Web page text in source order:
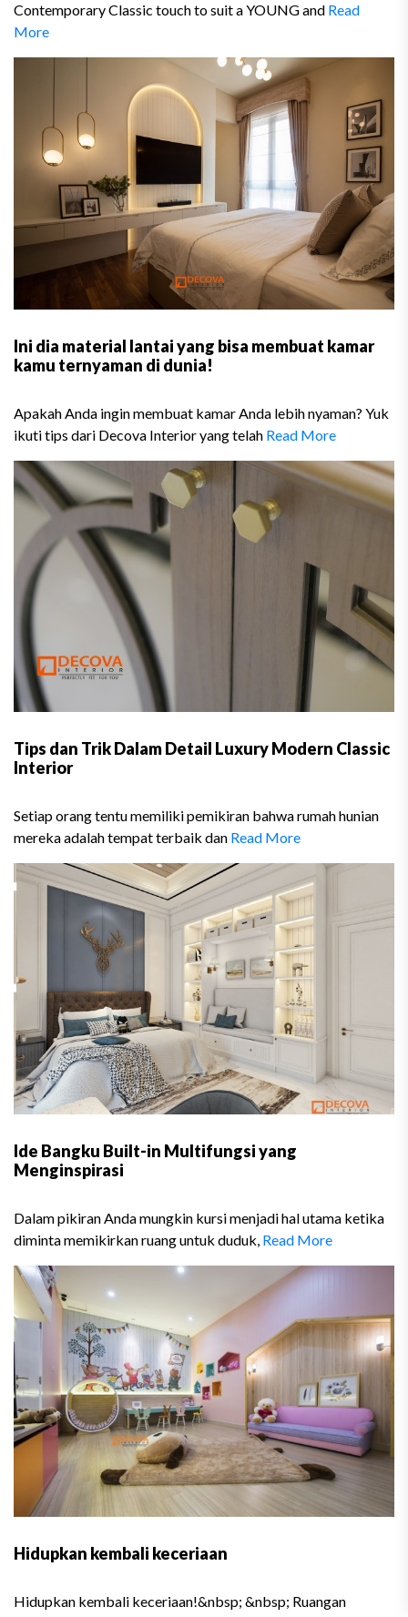
Contemporary Classic touch to suit a YOUNG and Read
More
Ini dia material lantai yang bisa membuat kamar
kamu ternyaman di dunia!
Apakah Anda ingin membuat kamar Anda lebih nyaman? Yuk
ikuti tips dari Decova Interior yang telah Read More
Tips dan Trik Dalam Detail Luxury Modern Classic
Interior
Setiap orang tentu memiliki pemikiran bahwa rumah hunian
mereka adalah tempat terbaik dan Read More
Ide Bangku Built-in Multifungsi yang
Menginspirasi
Dalam pikiran Anda mungkin kursi menjadi hal utama ketika
diminta memikirkan ruang untuk duduk, Read More
Hidupkan kembali keceriaan
Hidupkan kembali keceriaan!&nbsp; &nbsp; Ruangan